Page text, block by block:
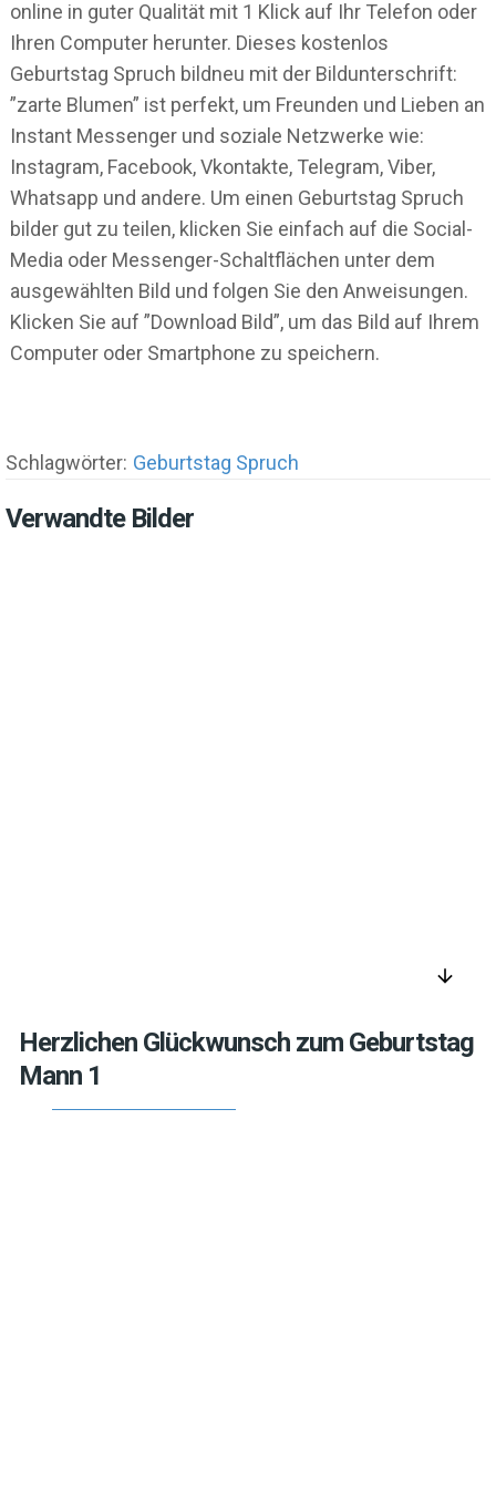
online in guter Qualität mit 1 Klick auf Ihr Telefon oder
Ihren Computer herunter. Dieses kostenlos
Geburtstag Spruch bildneu mit der Bildunterschrift:
”zarte Blumen” ist perfekt, um Freunden und Lieben an
Instant Messenger und soziale Netzwerke wie:
Instagram, Facebook, Vkontakte, Telegram, Viber,
Whatsapp und andere. Um einen Geburtstag Spruch
bilder gut zu teilen, klicken Sie einfach auf die Social-
Media oder Messenger-Schaltflächen unter dem
ausgewählten Bild und folgen Sie den Anweisungen.
Klicken Sie auf ”Download Bild”, um das Bild auf Ihrem
Computer oder Smartphone zu speichern.
Schlagwörter: Geburtstag Spruch
Verwandte Bilder
arrow_downward
Herzlichen Glückwunsch zum Geburtstag
Mann 1